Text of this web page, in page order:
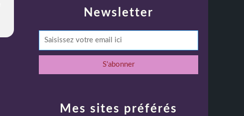
Newsletter
Mes sites préférés